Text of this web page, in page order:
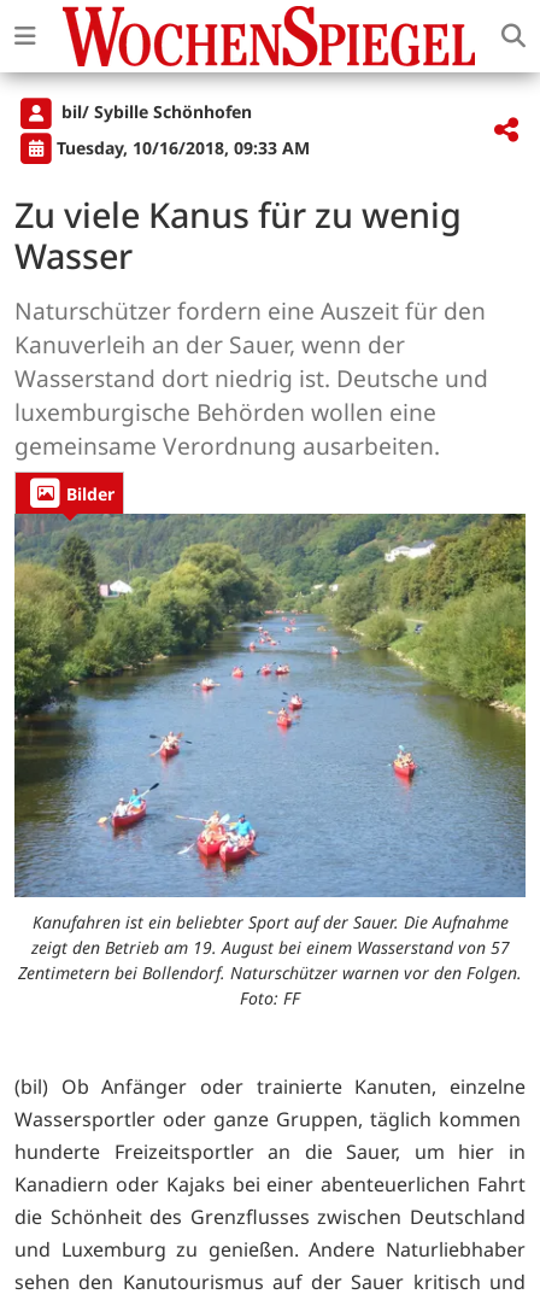
bil/ Sybille Schönhofen
Tuesday, 10/16/2018, 09:33 AM
Zu viele Kanus für zu wenig
Wasser
Naturschützer fordern eine Auszeit für den
Kanuverleih an der Sauer, wenn der
Wasserstand dort niedrig ist. Deutsche und
luxemburgische Behörden wollen eine
gemeinsame Verordnung ausarbeiten.
Bilder
Kanufahren ist ein beliebter Sport auf der Sauer. Die Aufnahme
zeigt den Betrieb am 19. August bei einem Wasserstand von 57
Zentimetern bei Bollendorf. Naturschützer warnen vor den Folgen.
Foto: FF
(bil) Ob Anfänger oder trainierte Kanuten, einzelne
Wassersportler oder ganze Gruppen, täglich kommen
hunderte Freizeitsportler an die Sauer, um hier in
Kanadiern oder Kajaks bei einer abenteuerlichen Fahrt
die Schönheit des Grenzflusses zwischen Deutschland
und Luxemburg zu genießen. Andere Naturliebhaber
sehen den Kanutourismus auf der Sauer kritisch und